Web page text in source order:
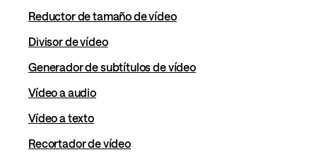
Reductor de tamaño de vídeo
Divisor de vídeo
Generador de subtítulos de vídeo
Vídeo a audio
Vídeo a texto
Recortador de vídeo